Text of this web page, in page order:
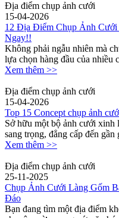
Địa điểm chụp ảnh cưới
15-04-2026
12 Địa Điểm Chụp Ảnh
Ngay!!
Không phải ngẫu nhiên mà
lựa chọn hàng đầu của nhiều
Xem thêm >>
Địa điểm chụp ảnh cưới
15-04-2026
Top 15 Concept chụp ảnh
Sở hữu một bộ ảnh cưới xinh
sang trọng, đẳng cấp đến gần
Xem thêm >>
Địa điểm chụp ảnh cưới
25-11-2025
Chụp Ảnh Cưới Làng Gốm
Đáo
Bạn đang tìm một địa điểm